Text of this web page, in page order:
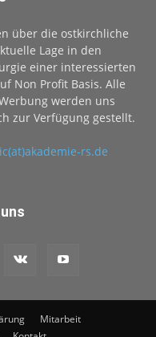
über die ostkirchliche
Lage in den
einer interessierten
Non Profit Basis. Alle
werden uns
zur Verfügung gestellt.
rs.de
Mitarbeit